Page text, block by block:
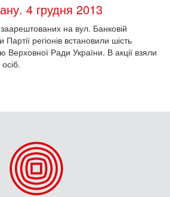
4 грудня 2013
на вул. Банковій
Партії регіонів встановили шість
Верховної Ради України. В акції взяли